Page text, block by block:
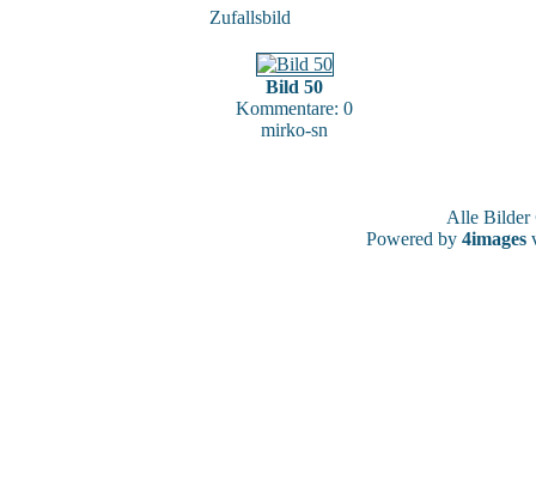
Zufallsbild
Bild 50
Kommentare: 0
mirko-sn
Alle
Powered by 4images